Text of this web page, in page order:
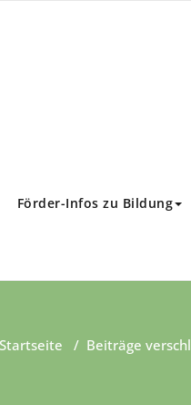
Förder-Infos zu Bildung
Startseite / Beiträge